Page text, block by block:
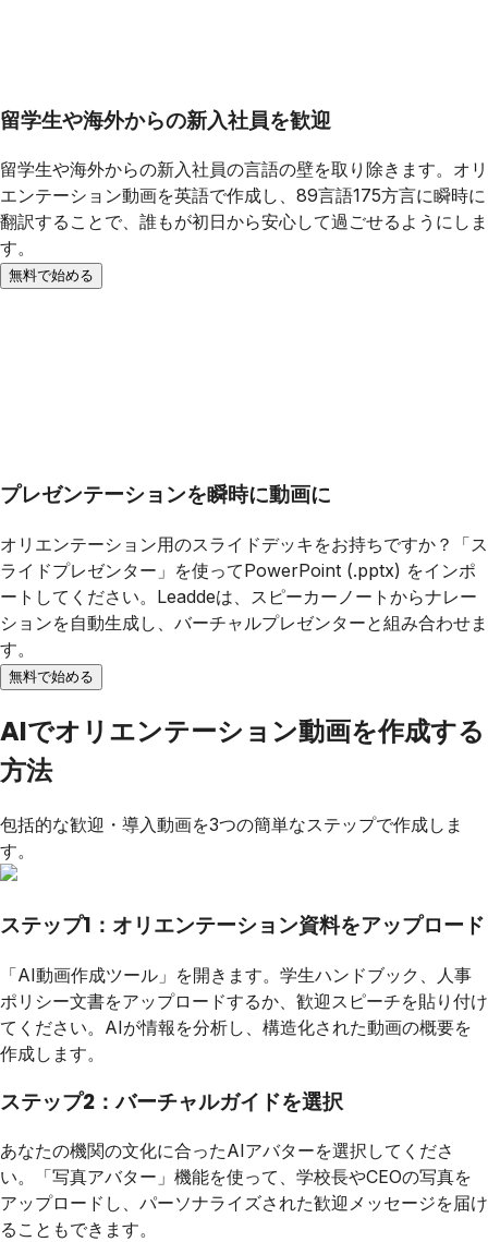
留学生や海外からの新入社員を歓迎
留学生や海外からの新入社員の言語の壁を取り除きます。オリ
エンテーション動画を英語で作成し、89言語175方言に瞬時に
翻訳することで、誰もが初日から安心して過ごせるようにしま
す。
無料で始める
プレゼンテーションを瞬時に動画に
オリエンテーション用のスライドデッキをお持ちですか？「ス
ライドプレゼンター」を使ってPowerPoint (.pptx) をインポ
ートしてください。Leaddeは、スピーカーノートからナレー
ションを自動生成し、バーチャルプレゼンターと組み合わせま
す。
無料で始める
AIでオリエンテーション動画を作成する
方法
包括的な歓迎・導入動画を3つの簡単なステップで作成しま
す。
ステップ1：オリエンテーション資料をアップロード
「AI動画作成ツール」を開きます。学生ハンドブック、人事
ポリシー文書をアップロードするか、歓迎スピーチを貼り付け
てください。AIが情報を分析し、構造化された動画の概要を
作成します。
ステップ2：バーチャルガイドを選択
あなたの機関の文化に合ったAIアバターを選択してくださ
い。「写真アバター」機能を使って、学校長やCEOの写真を
アップロードし、パーソナライズされた歓迎メッセージを届け
ることもできます。